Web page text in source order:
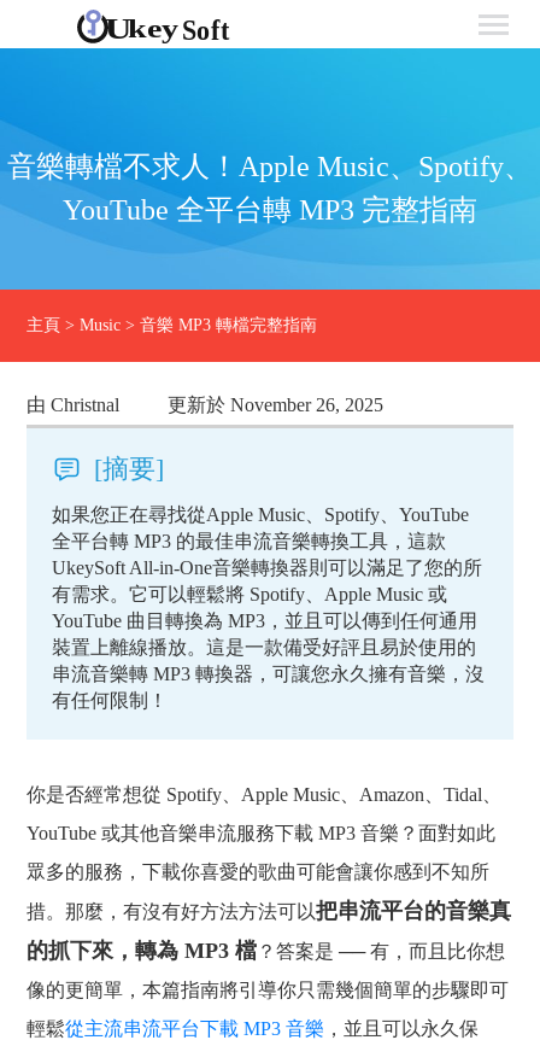
音樂轉檔不求人！Apple Music、Spotify、
YouTube 全平台轉 MP3 完整指南
主頁 >Music >音樂 MP3 轉檔完整指南
由 Christnal 更新於 November 26, 2025
[摘要]
如果您正在尋找從Apple Music、Spotify、YouTube
全平台轉 MP3 的最佳串流音樂轉換工具，這款
UkeySoft All-in-One音樂轉換器則可以滿足了您的所
有需求。它可以輕鬆將 Spotify、Apple Music 或
YouTube 曲目轉換為 MP3，並且可以傳到任何通用
裝置上離線播放。這是一款備受好評且易於使用的
串流音樂轉 MP3 轉換器，可讓您永久擁有音樂，沒
有任何限制！
你是否經常想從 Spotify、Apple Music、Amazon、Tidal、
YouTube 或其他音樂串流服務下載 MP3 音樂？面對如此
眾多的服務，下載你喜愛的歌曲可能會讓你感到不知所
措。那麼，有沒有好方法方法可以把串流平台的音樂真
的抓下來，轉為 MP3 檔 ？答案是 ── 有，而且比你想
像的更簡單，本篇指南將引導你只需幾個簡單的步驟即可
輕鬆從主流串流平台下載 MP3 音樂 ，並且可以永久保